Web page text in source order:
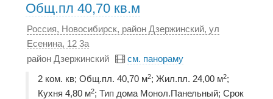
Общ.пл 40,70 кв.м
Россия, Новосибирск, район Дзержинский, ул
Есенина, 12 3а
район Дзержинский
см. панораму
2 ком. кв; Общ.пл. 40,70 м2; Жил.пл. 24,00 м2;
Кухня 4,80 м2; Тип дома Монол.Панельный; Срок